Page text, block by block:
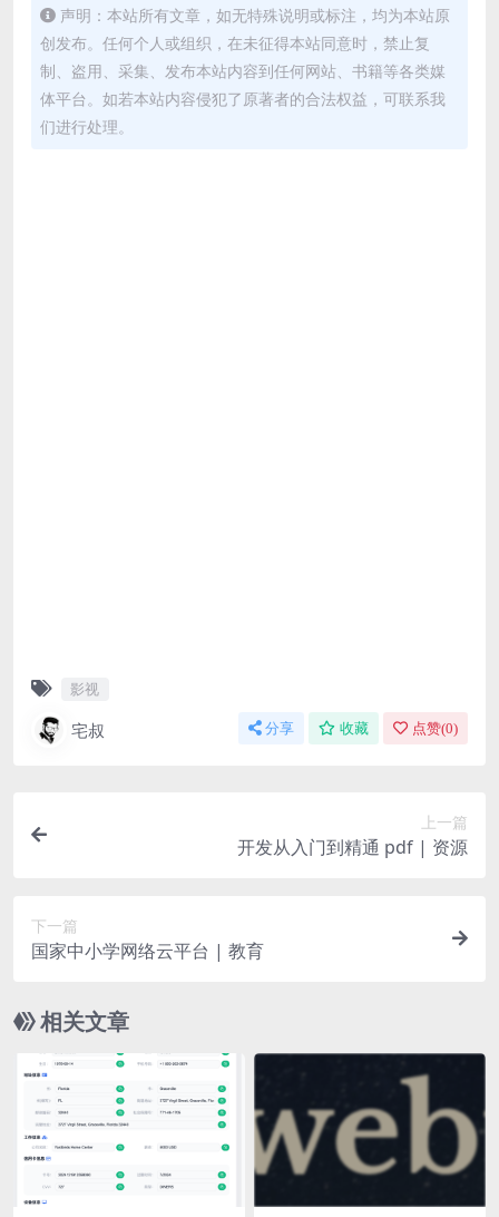
声明：本站所有文章，如无特殊说明或标注，均为本站原
创发布。任何个人或组织，在未征得本站同意时，禁止复
制、盗用、采集、发布本站内容到任何网站、书籍等各类媒
体平台。如若本站内容侵犯了原著者的合法权益，可联系我
们进行处理。
影视
宅叔 分享 收藏 点赞(0)
上一篇
开发从入门到精通 pdf | 资源
下一篇
国家中小学网络云平台 | 教育
相关文章